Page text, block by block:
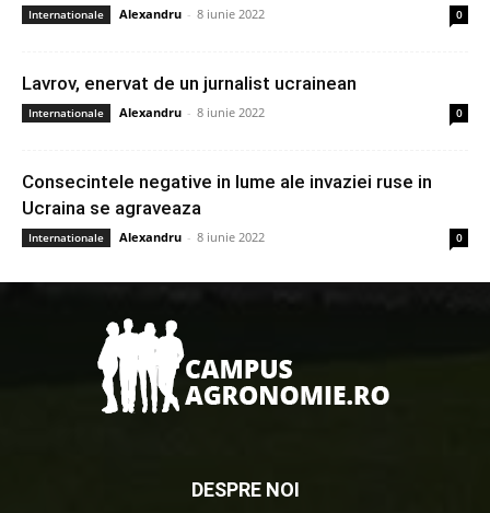
Internationale Alexandru - 8 iunie 2022 0
Lavrov, enervat de un jurnalist ucrainean
Internationale Alexandru - 8 iunie 2022 0
Consecintele negative in lume ale invaziei ruse in
Ucraina se agraveaza
Internationale Alexandru - 8 iunie 2022 0
DESPRE NOI